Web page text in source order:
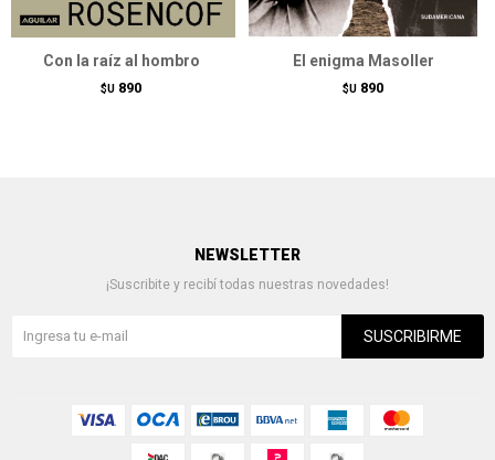
Con la raíz al hombro
$U 890
El enigma Masoller
$U 890
NEWSLETTER
¡Suscribite y recibí todas nuestras novedades!
SUSCRIBIRME